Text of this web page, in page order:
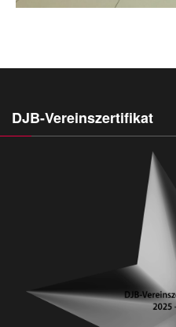
DJB-Vereinszertifikat